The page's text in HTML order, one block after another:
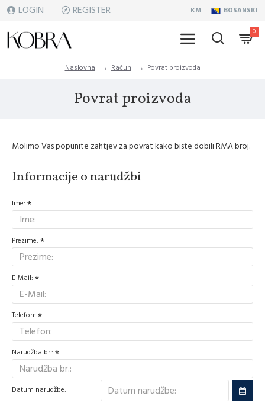
LOGIN REGISTER KM BOSANSKI
0
Naslovna Račun Povrat proizvoda
Povrat proizvoda
Molimo Vas popunite zahtjev za povrat kako biste dobili RMA broj.
Informacije o narudžbi
Ime:
Prezime:
E-Mail:
Telefon:
Narudžba br.:
Datum narudžbe: